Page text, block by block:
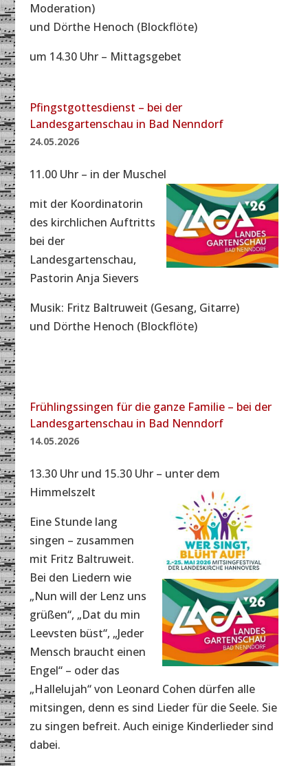
Moderation)
und Dörthe Henoch (Blockflöte)
um 14.30 Uhr – Mittagsgebet
Pfingstgottesdienst – bei der
Landesgartenschau in Bad Nenndorf
24.05.2026
11.00 Uhr – in der Muschel
mit der Koordinatorin
des kirchlichen Auftritts
bei der
Landesgartenschau,
Pastorin Anja Sievers
Musik: Fritz Baltruweit (Gesang, Gitarre)
und Dörthe Henoch (Blockflöte)
Frühlingssingen für die ganze Familie – bei der
Landesgartenschau in Bad Nenndorf
14.05.2026
13.30 Uhr und 15.30 Uhr – unter dem
Himmelszelt
Eine Stunde lang
singen – zusammen
mit Fritz Baltruweit.
Bei den Liedern wie
„Nun will der Lenz uns
grüßen“, „Dat du min
Leevsten büst“, „Jeder
Mensch braucht einen
Engel“ – oder das
„Hallelujah“ von Leonard Cohen dürfen alle
mitsingen, denn es sind Lieder für die Seele. Sie
zu singen befreit. Auch einige Kinderlieder sind
dabei.